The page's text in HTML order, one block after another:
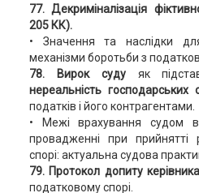
77. Декриміналізація
205 КК).
• Значення та наслідки
механізми боротьби з
78. Вирок судуяк
нереальність господарських
податків і його контрагентами.
• Межі врахування судом
провадженні при
спорі: актуальна судова
79. Протокол допиту керівника
податковому спорі.